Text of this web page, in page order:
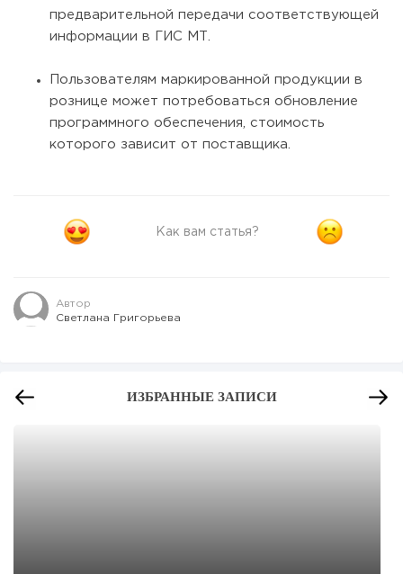
предварительной передачи соответствующей
информации в ГИС МТ.
Пользователям маркированной продукции в
рознице может потребоваться обновление
программного обеспечения, стоимость
которого зависит от поставщика.
Как вам статья?
Автор
Светлана Григорьева
ИЗБРАННЫЕ ЗАПИСИ